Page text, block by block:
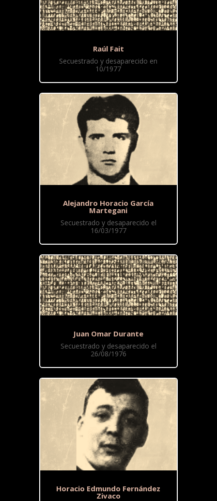
Raúl Fait
Secuestrado y desaparecido en
10/1977
Alejandro Horacio García
Martegani
Secuestrado y desaparecido el
16/03/1977
Juan Omar Durante
Secuestrado y desaparecido el
26/08/1976
Horacio Edmundo Fernández
Zivaco